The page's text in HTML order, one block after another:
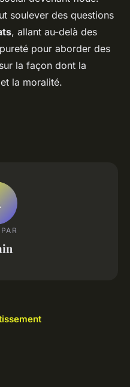
soulever des questions
, allant au-delà des
pour aborder des
la façon dont la
et la moralité.